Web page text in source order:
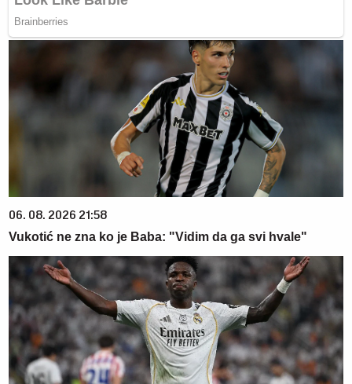
06. 08. 2026 21:58
Vukotić ne zna ko je Baba: "Vidim da ga svi hvale"